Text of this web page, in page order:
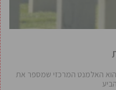
האלמנט המרכזי שמספר את